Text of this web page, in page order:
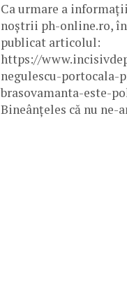
Ca urmare a
noștrii ph-online.ro, în
publicat articolul:
https://
negulescu-portocala-
brasovamanta-este-
Bineânțeles că nu ne-